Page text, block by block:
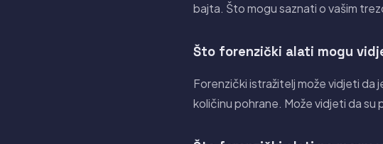
bajta. Što mogu saznati o vašim
Što forenzički alati mogu
Forenzički istražitelj može vidjeti da
količinu pohrane. Može vidjeti da su